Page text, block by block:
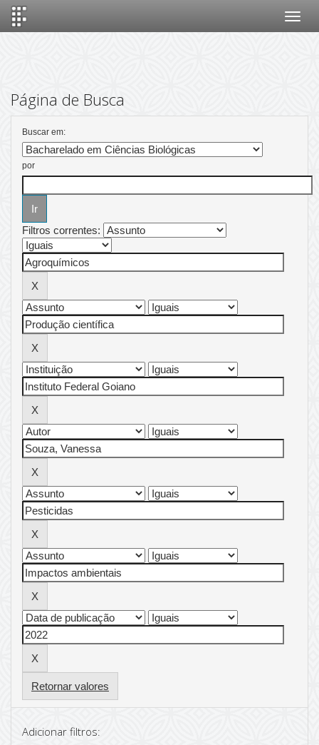
Página de Busca
Buscar em:
por
Filtros correntes:
Retornar valores
Adicionar filtros: